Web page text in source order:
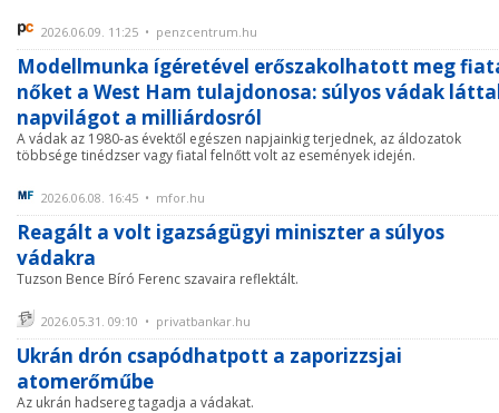
2026.06.09. 11:25 • penzcentrum.hu
Modellmunka ígéretével erőszakolhatott meg
nőket a West Ham tulajdonosa: súlyos vádak
napvilágot a milliárdosról
A vádak az 1980-as évektől egészen napjainkig terjednek, az áldozatok
többsége tinédzser vagy fiatal felnőtt volt az események idején.
2026.06.08. 16:45 • mfor.hu
Reagált a volt igazságügyi miniszter a súlyos
vádakra
Tuzson Bence Bíró Ferenc szavaira reflektált.
2026.05.31. 09:10 • privatbankar.hu
Ukrán drón csapódhatpott a zaporizzsjai
atomerőműbe
Az ukrán hadsereg tagadja a vádakat.